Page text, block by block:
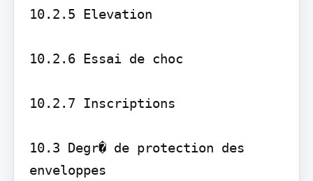
10.2.5 Elevation
10.2.6 Essai de choc
10.2.7 Inscriptions
10.3 Degr� de protection des